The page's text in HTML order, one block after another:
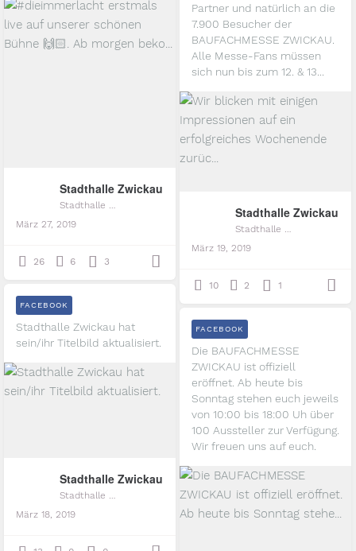
Stadthalle Zwickau
März 27, 2019
26 6 3
Partner und natürlich an die
7.900 Besucher der
BAUFACHMESSE ZWICKAU.
Alle Messe-Fans müssen
sich nun bis zum 12. & 13...
Stadthalle Zwickau
März 19, 2019
10 2 1
Stadthalle Zwickau hat
sein/ihr Titelbild aktualisiert.
Stadthalle Zwickau
März 18, 2019
FACEBOOK
Die BAUFACHMESSE
ZWICKAU ist offiziell
eröffnet. Ab heute bis
Sonntag stehen euch jeweils
von 10:00 bis 18:00 Uh über
100 Aussteller zur Verfügung.
Wir freuen uns auf euch.
FACEBOOK